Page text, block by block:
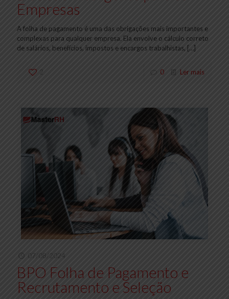
Empresas
A folha de pagamento é uma das obrigações mais importantes e
complexas para qualquer empresa. Ela envolve o cálculo correto
de salários, benefícios, impostos e encargos trabalhistas, […]
2 0 Ler mais
07/08/2024
BPO Folha de Pagamento e
Recrutamento e Seleção